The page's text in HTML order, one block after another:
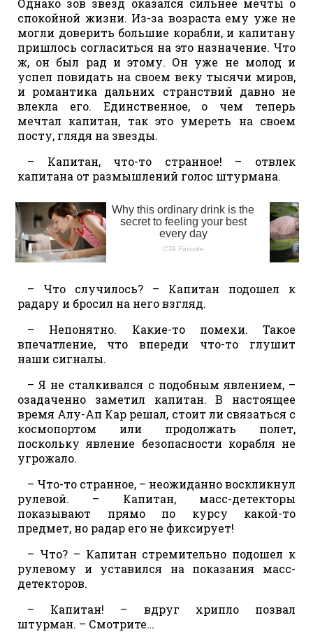
спокойной жизни. Из-за возраста ему уже не
могли доверить большие корабли, и капитану
пришлось согласиться на это назначение. Что
ж, он был рад и этому. Он уже не молод и
успел повидать на своем веку тысячи миров,
и романтика дальних странствий давно не
влекла его. Единственное, о чем теперь
мечтал капитан, так это умереть на своем
посту, глядя на звезды.
– Капитан, что-то странное! – отвлек
капитана от размышлений голос штурмана.
– Что случилось? – Капитан подошел к
радару и бросил на него взгляд.
– Непонятно. Какие-то помехи. Такое
впечатление, что впереди что-то глушит
наши сигналы.
– Я не сталкивался с подобным явлением, –
озадаченно заметил капитан. В настоящее
время Алу-Ап Кар решал, стоит ли связаться с
космопортом или продолжать полет,
поскольку явление безопасности корабля не
угрожало.
– Что-то странное, – неожиданно воскликнул
рулевой. – Капитан, масс-детекторы
показывают прямо по курсу какой-то
предмет, но радар его не фиксирует!
– Что? – Капитан стремительно подошел к
рулевому и уставился на показания масс-
детекторов.
– Капитан! – вдруг хрипло позвал
штурман. – Смотрите…